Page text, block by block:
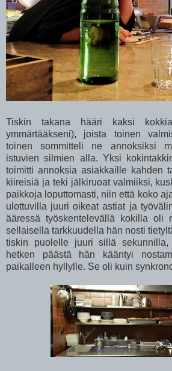
Tiskin takana hääri kaksi
ymmärtääkseni), joista toinen
toinen sommitteli ne annoksiksi
istuvien silmien alla. Yksi
toimitti annoksia asiakkaille kahden
kiireisiä ja teki jälkiruoat valmiiksi,
paikkoja loputtomasti, niin että koko
ulottuvilla juuri oikeat astiat ja
ääressä työskentelevällä kokilla oli
sellaisella tarkkuudella hän nosti
tiskin puolelle juuri sillä
hetken päästä hän kääntyi
paikalleen hyllylle. Se oli kuin